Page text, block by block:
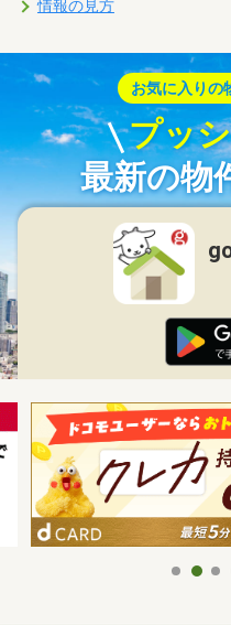
情報の見方
お気に入りの
プッ
最新の物